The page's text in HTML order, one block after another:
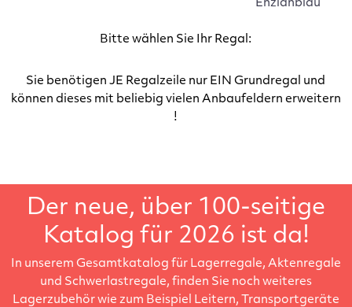
Enzianblau
Bitte wählen Sie Ihr Regal:
Sie benötigen JE Regalzeile nur EIN Grundregal und
können dieses mit beliebig vielen Anbaufeldern erweitern
!
Der neue, über 100-seitige
Katalog für 2026 ist da!
In unserem Gesamtkatalog für Lagerregale, Aktenregale
und Schwerlastregale, finden Sie noch weiteres
Lagerzubehör wie zum Beispiel Leitern, Transportgeräte